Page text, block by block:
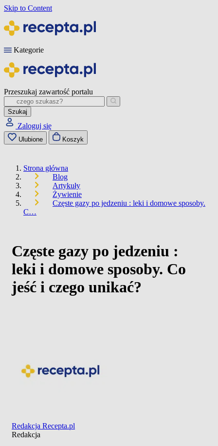
Skip to Content
Kategorie
Przeszukaj zawartość portalu
Szukaj
Zaloguj się
Ulubione Koszyk
Strona główna
Blog
Artykuły
Żywienie
Częste gazy po jedzeniu : leki i domowe sposoby.
C…
Częste gazy po jedzeniu :
leki i domowe sposoby. Co
jeść i czego unikać?
Redakcja Recepta.pl
Redakcja